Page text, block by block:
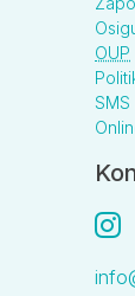
OUP